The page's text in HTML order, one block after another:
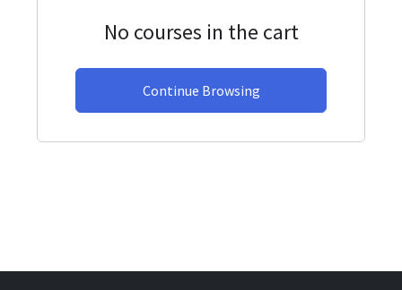
No courses in the cart
Continue Browsing